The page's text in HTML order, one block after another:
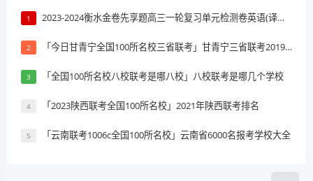
1 2023-2024衡水金卷先享题高三一轮复习单元检测卷英语(译林版)(一)1试题 答案
2 「今日甘青宁全国100所名校三省联考」甘青宁三省联考2019排名
3 「全国100所名校八校联考是哪八校」八校联考是哪几个学校
4 「2023陕西联考全国100所名校」2021年陕西联考排名
5 「云南联考1006c全国100所名校」云南省6000名报考学校大全